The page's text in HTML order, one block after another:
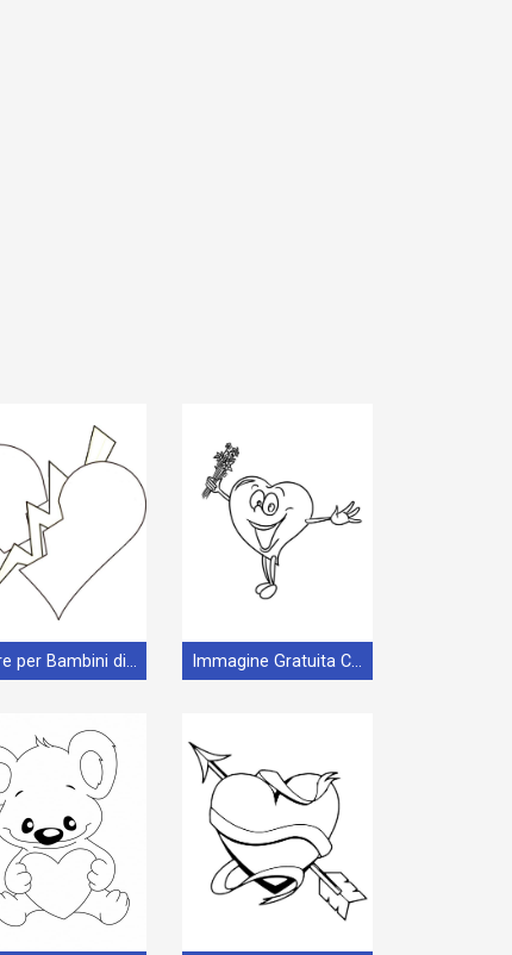
Cuore per Bambini di 2 Anni Immagine Gratuita Cuore